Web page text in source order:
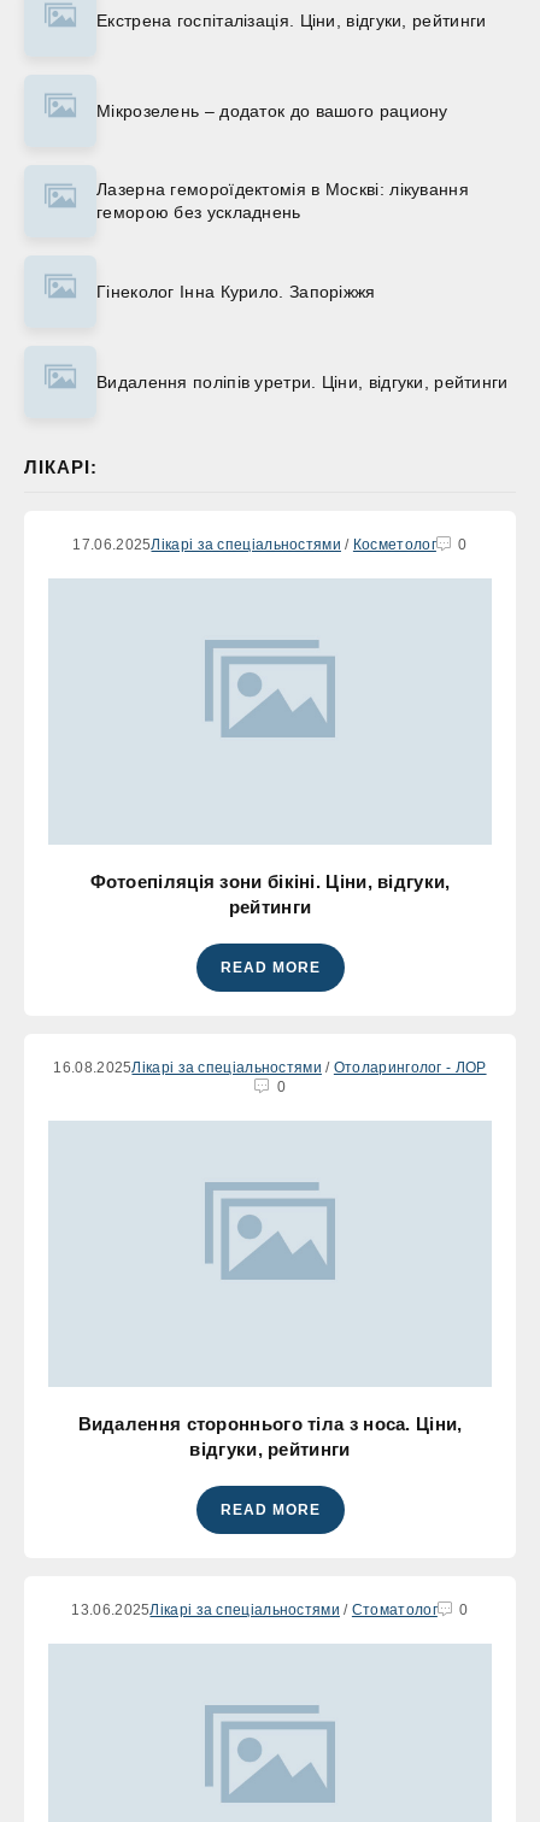
Екстрена госпіталізація. Ціни, відгуки, рейтинги
Мікрозелень – додаток до вашого рациону
Лазерна гемороїдектомія в Москві: лікування
геморою без ускладнень
Гінеколог Інна Курило. Запоріжжя
Видалення поліпів уретри. Ціни, відгуки, рейтинги
ЛІКАРІ:
17.06.2025Лікарі за спеціальностями / Косметолог 0
Фотоепіляція зони бікіні. Ціни, відгуки,
рейтинги
READ MORE
16.08.2025Лікарі за спеціальностями / Отоларинголог - ЛОР
0
Видалення стороннього тіла з носа. Ціни,
відгуки, рейтинги
READ MORE
13.06.2025Лікарі за спеціальностями / Стоматолог 0